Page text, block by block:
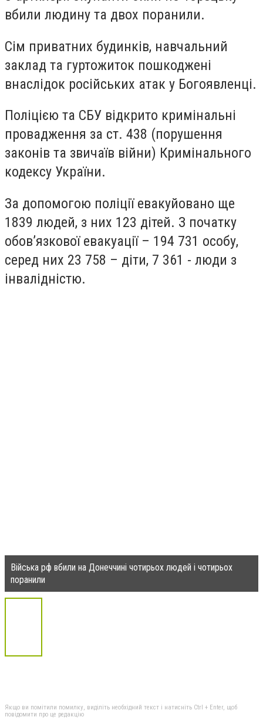
вбили людину та двох поранили.
Сім приватних будинків, навчальний
заклад та гуртожиток пошкоджені
внаслідок російських атак у Богоявленці.
Поліцією та СБУ відкрито кримінальні
провадження за ст. 438 (порушення
законів та звичаїв війни) Кримінального
кодексу України.
За допомогою поліції евакуйовано ще
1839 людей, з них 123 дітей. З початку
обов’язкової евакуації – 194 731 особу,
серед них 23 758 – діти, 7 361 - люди з
інвалідністю.
Війська рф вбили на Донеччині чотирьох людей і чотирьох
поранили
Якщо ви помітили помилку, виділіть необхідний текст і натисніть Ctrl + Enter, щоб
повідомити про це редакцію